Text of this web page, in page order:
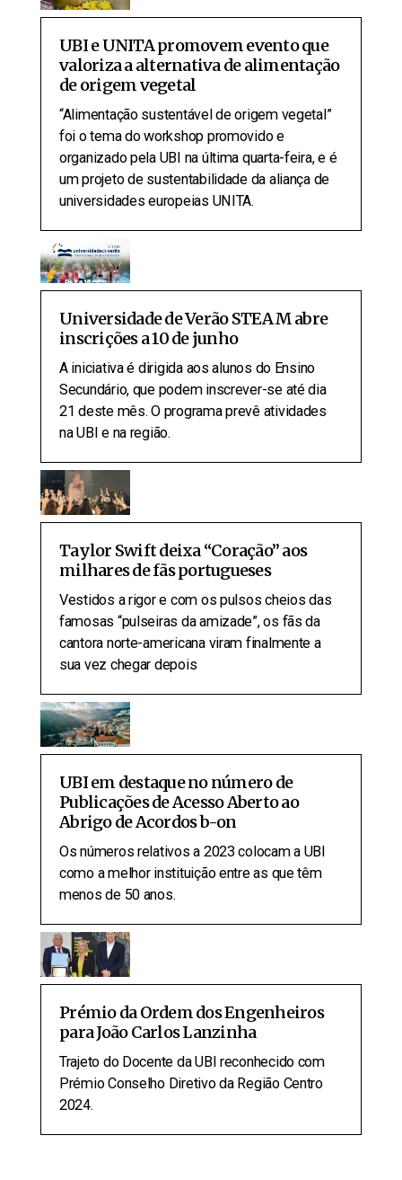
UBI e UNITA promovem evento que
valoriza a alternativa de alimentação
de origem vegetal
“Alimentação sustentável de origem vegetal”
foi o tema do workshop promovido e
organizado pela UBI na última quarta-feira, e é
um projeto de sustentabilidade da aliança de
universidades europeias UNITA.
Universidade de Verão STEAM abre
inscrições a 10 de junho
A iniciativa é dirigida aos alunos do Ensino
Secundário, que podem inscrever-se até dia
21 deste mês. O programa prevê atividades
na UBI e na região.
Taylor Swift deixa “Coração” aos
milhares de fãs portugueses
Vestidos a rigor e com os pulsos cheios das
famosas “pulseiras da amizade”, os fãs da
cantora norte-americana viram finalmente a
sua vez chegar depois
UBI em destaque no número de
Publicações de Acesso Aberto ao
Abrigo de Acordos b-on
Os números relativos a 2023 colocam a UBI
como a melhor instituição entre as que têm
menos de 50 anos.
Prémio da Ordem dos Engenheiros
para João Carlos Lanzinha
Trajeto do Docente da UBI reconhecido com
Prémio Conselho Diretivo da Região Centro
2024.